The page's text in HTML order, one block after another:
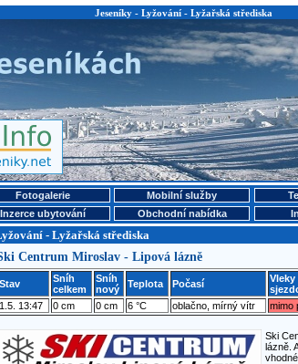
Jeseníky - Lyžování - Lyžařská střediska
Fotogalerie Mobilní služby
Inzerce ubytování Obchodní nabídka
- Lyžařská střediska
Centrum Miroslav - Lipová lázně
Stav
Sníh
celkem
Sníh
nový
Teplota Počasí
Vleky
1.5. 13:47
0 cm 0 cm 6 °C oblačno, mírný vítr mimo
Ski
lázně.